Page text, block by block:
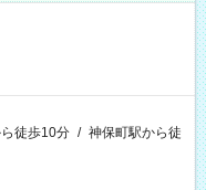
徒歩10分 / 神保町駅から徒